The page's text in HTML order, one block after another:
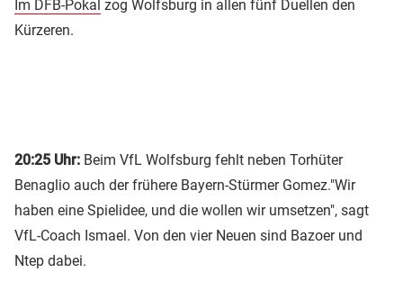
Im DFB-Pokal zog Wolfsburg in allen fünf Duellen den
Kürzeren.
20:25 Uhr: Beim VfL Wolfsburg fehlt neben Torhüter
Benaglio auch der frühere Bayern-Stürmer Gomez."Wir
haben eine Spielidee, und die wollen wir umsetzen", sagt
VfL-Coach Ismael. Von den vier Neuen sind Bazoer und
Ntep dabei.